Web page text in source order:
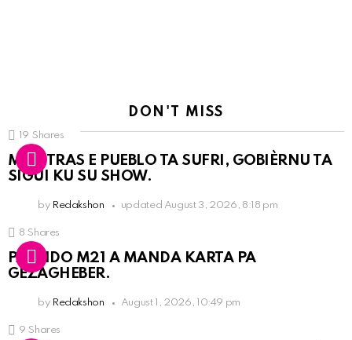
DON'T MISS
19 Shares
MIENTRAS E PUEBLO TA SUFRI, GOBIÈRNU TA
SIGUI KU SU SHOW.
by Redakshon updated August 3, 2026, 8:18 pm
8 Shares
PARTIDO M21 A MANDA KARTA PA
GEZAGHEBER.
by Redakshon August 1, 2026, 10:49 pm
9 Shares